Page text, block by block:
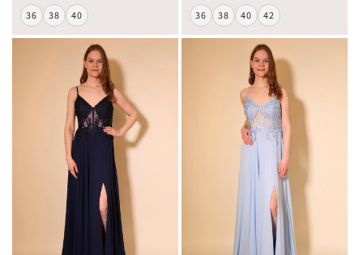
36 38 40 36 38 40 42